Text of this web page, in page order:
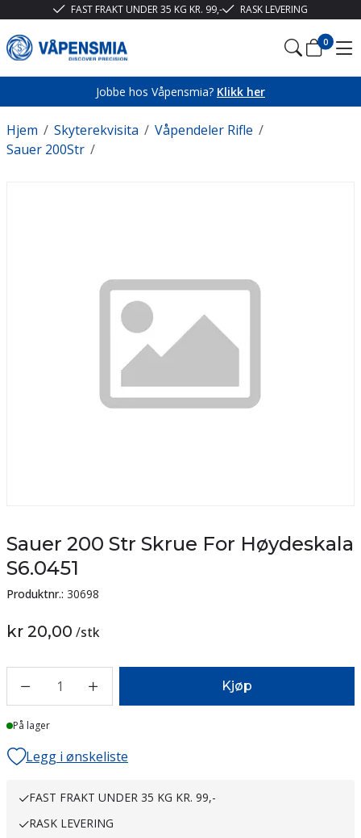
FAST FRAKT UNDER 35 KG KR. 99,- RASK LEVERING
0
Jobbe hos Våpensmia? Klikk her
/
Hjem /
Skyterekvisita /
Våpendeler Rifle
/
Sauer 200Str
Sauer 200 Str Skrue For Høydeskala
S6.0451
Produktnr.: 30698
kr 20,00 /stk
1 Kjøp
På lager
Legg i ønskeliste
FAST FRAKT UNDER 35 KG KR. 99,-
RASK LEVERING